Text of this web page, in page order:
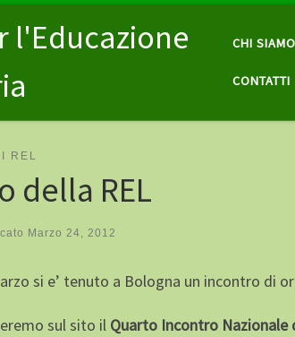
l'Educazione
CHI SIAMO
CONTATTI
REL
della REL
Marzo 24, 2012
si e’ tenuto a Bologna un incontro di
sul sito il Quarto Incontro Nazionale